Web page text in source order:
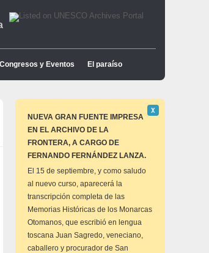
Congresos y Eventos El paraíso
NUEVA GRAN FUENTE IMPRESA
EN EL ARCHIVO DE LA
FRONTERA, A CARGO DE
FERNANDO FERNÁNDEZ LANZA.
Descartar
este
Χ
El 15 de septiembre, y como saludo
al nuevo curso, aparecerá la
transcripción completa de las
Memorias Históricas de los Monarcas
Otomanos, que escribió en lengua
toscana Juan Sagredo, veneciano,
caballero y procurador de San